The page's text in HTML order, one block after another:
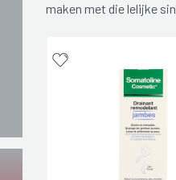
maken met die lelijke